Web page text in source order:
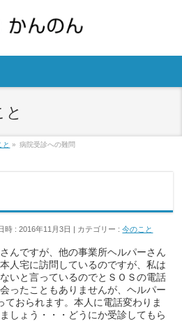
０～１８：００
と » 病院受診への難問
時 : 2016年11月3日 カテゴリー :今のこと
んですが、他の事業所ヘルパーさん
人宅に訪問しているのですが、私は
いと言っているのでとＳＯＳの電話
ったこともありませんが、ヘルパー
ておられます。本人に電話変わりま
しょう・・・どうにか受診してもら